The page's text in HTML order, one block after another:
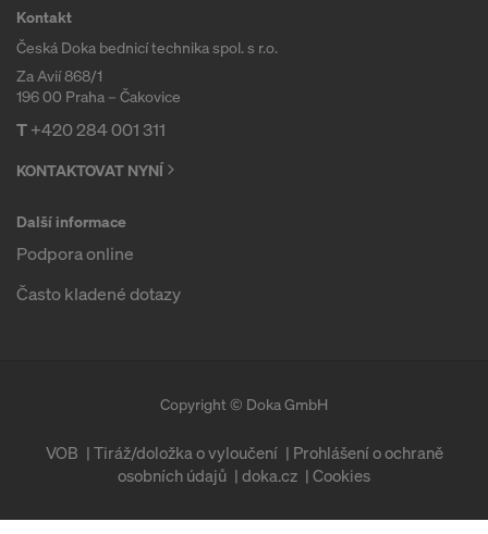
Kontakt
Česká Doka bednicí technika spol. s r.o.
Za Avií 868/1
196 00 Praha – Čakovice
T+420 284 001 311
KONTAKTOVAT NYNÍ
Další informace
Podpora online
Často kladené dotazy
Copyright © Doka GmbH
VOB Tiráž/doložka o vyloučení
Prohlášení o ochraně
osobních údajů
doka.cz Cookies